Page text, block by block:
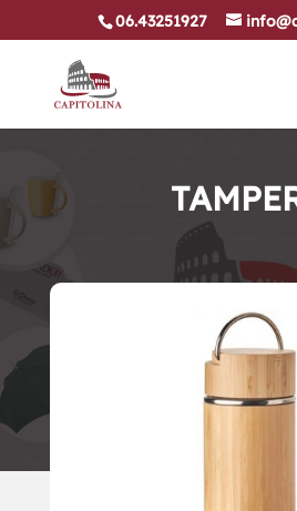
06.43251927